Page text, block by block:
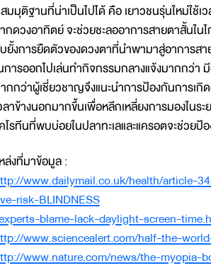
สมมุติฐานที่น่าเป็นไปได้ คือ เยาวชนรุ่นใหม่ใช้เ
กดวงอาทิตย์ จะช่วยชะลออาการสายตาสั้นใน
ยั้งการยืดตัวของดวงตาที่นำพามาสู่อาการส
การออกไปเล่นทำกิจกรรมกลางแจ้งมากกว่า
กกว่าผู้เชี่ยวชาญจึงแนะนำการป้องกันการเกิ
ลาข้างนอกมากขึ้นเพื่อหลีกเหลี่ยงการมองใน
โรทีนที่พบบ่อยในปลาทะเลและแครอตจะช่วย
ล่งที่มาข้อมูล :
www.dailymail.co.uk/health/article-
risk-BLINDNESS
blame-lack-daylight-screen-
www.sciencealert.com/half-the-
www.nature.com/news/the-myopia-